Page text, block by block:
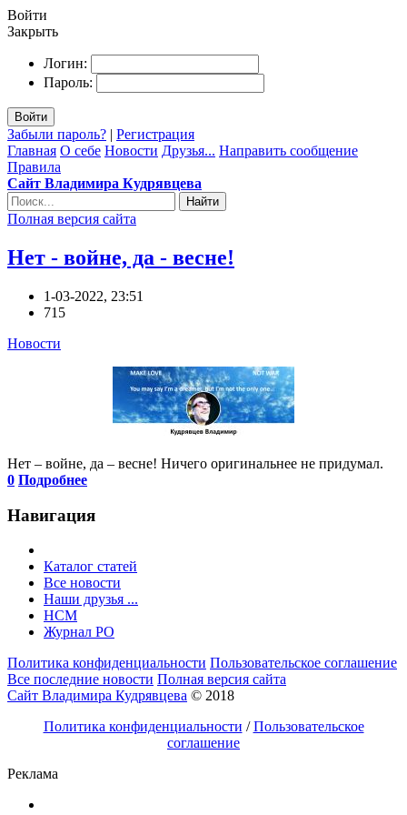
Войти
Закрыть
Логин:
Пароль:
Войти
Забыли пароль? | Регистрация
Главная О себе Новости Друзья... Направить сообщение
Правила
Сайт Владимира Кудрявцева
Найти
Полная версия сайта
Нет - войне, да - весне!
1-03-2022, 23:51
715
Новости
Нет – войне, да – весне! Ничего оригинальнее не придумал.
0 Подробнее
Навигация
Каталог статей
Все новости
Наши друзья ...
HCM
Журнал РО
Политика конфиденциальности Пользовательское соглашение
Все последние новости Полная версия сайта
Сайт Владимира Кудрявцева © 2018
Политика конфиденциальности /Пользовательское
соглашение
Реклама